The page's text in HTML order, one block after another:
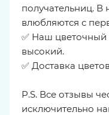
получательниц. В
влюбляются с
✅ Наш цветочный
высокий.
✅ Доставка
P.S. Все отзывы
исключительно